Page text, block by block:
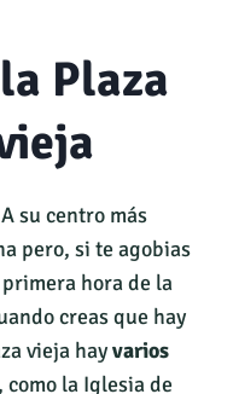
Plaza
su centro más
pero, si te agobias
hora de la
creas que hay
vieja hayvarios
como la Iglesia de